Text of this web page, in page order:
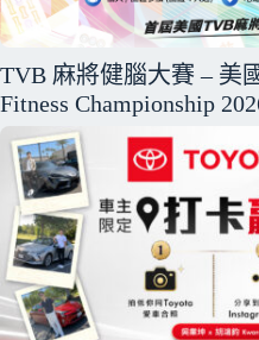
TVB 麻將健腦大賽 – 美
Fitness Championship